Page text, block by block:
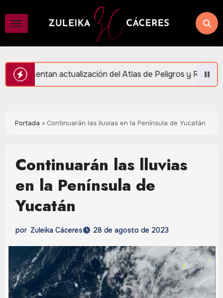
contenido
del Atlas de Peligros y Riesgos en Puerto Morelos
Portada » Continuarán las lluvias en la Península de Yucatán
Continuarán las lluvias
en la Península de
Yucatán
por Zuleika Cáceres 28 de agosto de 2023